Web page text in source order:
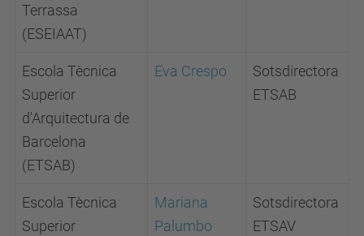
Terrassa
(ESEIAAT)
Escola Tècnica
Superior
d'Arquitectura de
Barcelona
(ETSAB)
Eva Crespo
Sotsdirectora
ETSAB
Escola Tècnica
Superior
Mariana
Palumbo
Sotsdirectora
ETSAV